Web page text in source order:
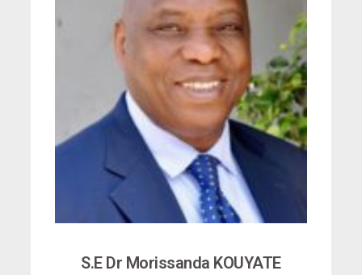
S.E Dr Morissanda KOUYATE